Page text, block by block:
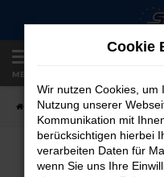
Zum
springen
MENÜ
Startseite Fahrzeugangebote
Cookie
Wir nutzen Cookies, um
Nutzung unserer
Kommunikation mit
berücksichtigen hierbei
verarbeiten Daten für
wenn Sie uns Ihre